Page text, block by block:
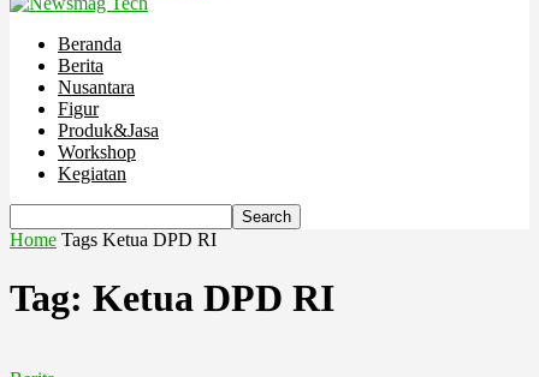
Beranda
Berita
Nusantara
Figur
Produk&Jasa
Workshop
Kegiatan
Home Tags Ketua DPD RI
Tag: Ketua DPD RI